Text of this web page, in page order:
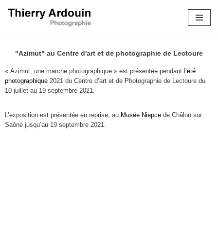
"Azimut" au Centre d'art et de photographie de Lectoure
« Azimut, une marche photographique » est présentée pendant l’été
photographique 2021 du Centre d’art et de Photographie de Lectoure du
10 juillet au 19 septembre 2021.
L’exposition est présentée en reprise, au Musée Niepce de Châlon sur
Saône jusqu’au 19 septembre 2021.